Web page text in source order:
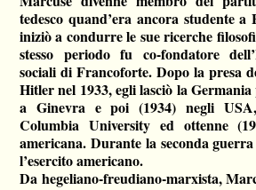
tedesco quand’era ancora studente
iniziò a condurre le sue ricerche
stesso periodo fu co-fondatore
sociali di Francoforte. Dopo la presa
Hitler nel 1933, egli lasciò la
a Ginevra e poi (1934) negli
Columbia University ed ottenne
americana. Durante la seconda
l’esercito americano.
Da hegeliano-freudiano-marxista,